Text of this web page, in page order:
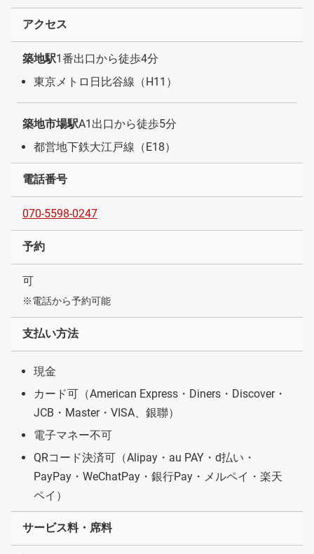
アクセス
築地駅1番出口から徒歩4分
東京メトロ日比谷線（H11）
築地市場駅A1出口から徒歩5分
都営地下鉄大江戸線（E18）
電話番号
070-5598-0247
予約
可
※電話から予約可能
支払い方法
現金
カード可（American Express・Diners・Discover・
JCB・Master・VISA、銀聯）
電子マネー不可
QRコード決済可（Alipay・au PAY・d払い・
PayPay・WeChatPay・銀行Pay・メルペイ・楽天
ペイ）
サービス料・席料